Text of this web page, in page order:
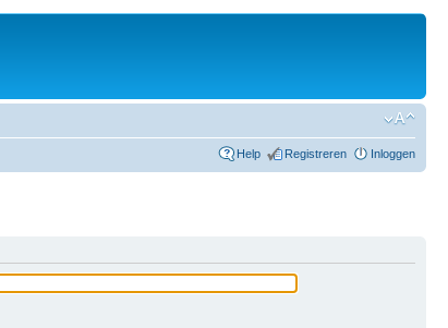
Help Registreren Inloggen